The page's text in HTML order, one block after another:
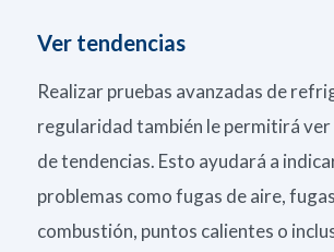
Ver tendencias
Realizar pruebas avanzadas de
regularidad también le permitirá
de tendencias. Esto ayudará a
problemas como fugas de aire,
combustión, puntos calientes o